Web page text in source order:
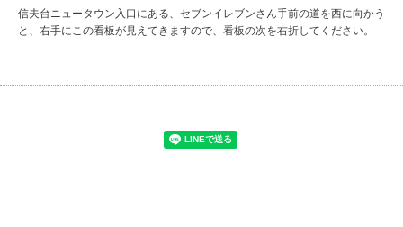
信夫台ニュータウン入口にある、セブンイレブンさん手前の道を西に向かう
と、右手にこの看板が見えてきますので、看板の次を右折してください。